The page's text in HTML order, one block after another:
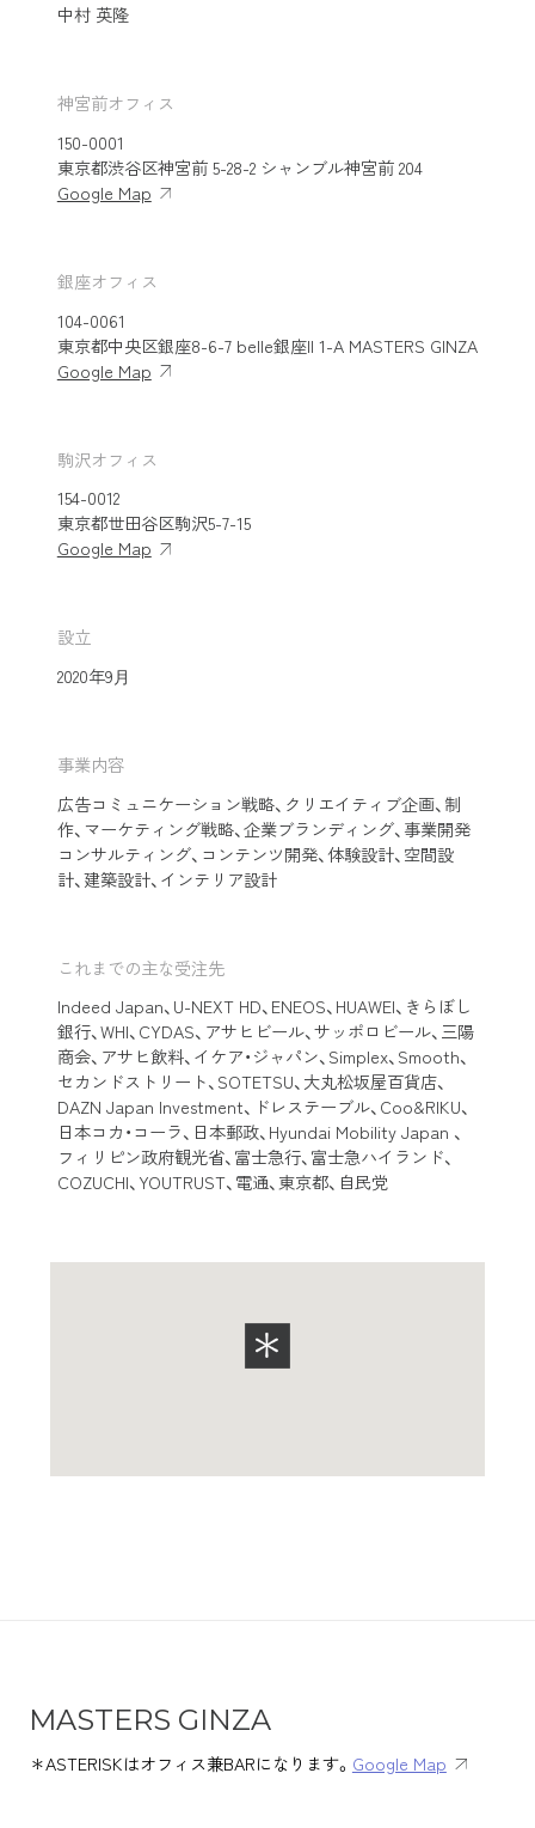
中村 英隆
神宮前オフィス
150-0001
東京都渋谷区神宮前 5-28-2 シャンブル神宮前 204
Google Map
銀座オフィス
104-0061
東京都中央区銀座8-6-7 belle銀座II 1-A MASTERS GINZA
Google Map
駒沢オフィス
154-0012
東京都世田谷区駒沢5-7-15
Google Map
設立
2020年9⽉
事業内容
広告コミュニケーション戦略、クリエイティブ企画、制
作、マーケティング戦略、企業ブランディング、事業開発
コンサルティング、コンテンツ開発、体験設計、空間設
計、建築設計、インテリア設計
これまでの主な受注先
Indeed Japan、U-NEXT HD、ENEOS、HUAWEI、きらぼし
銀行、WHI、CYDAS、アサヒビール、サッポロビール、三陽
商会、アサヒ飲料、イケア・ジャパン、Simplex、Smooth、
セカンドストリート、SOTETSU、大丸松坂屋百貨店、
DAZN Japan Investment、ドレステーブル、Coo&RIKU、
日本コカ・コーラ、日本郵政、Hyundai Mobility Japan 、
フィリピン政府観光省、富士急行、富士急ハイランド、
COZUCHI、YOUTRUST、電通、東京都、自民党
MASTERS GINZA
＊ASTERISKはオフィス兼BARになります。 Google Map